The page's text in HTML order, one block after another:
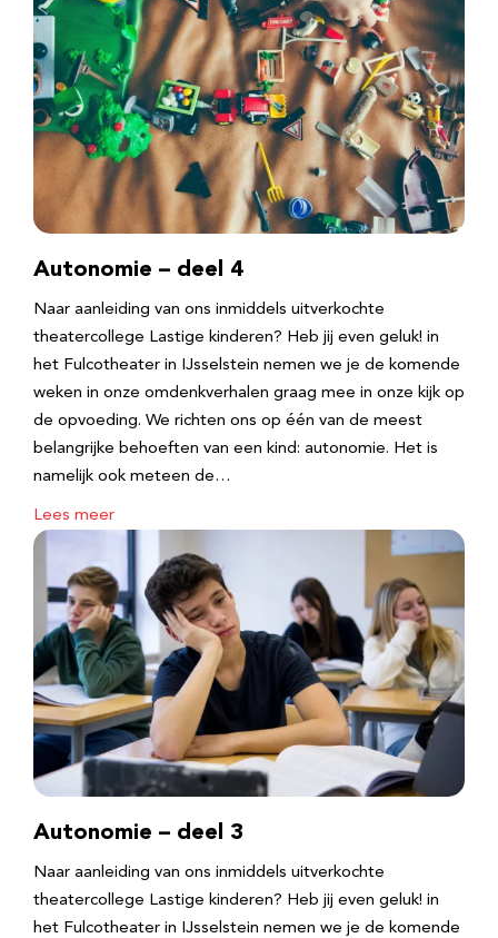
Autonomie – deel 4
Naar aanleiding van ons inmiddels uitverkochte
theatercollege Lastige kinderen? Heb jij even geluk! in
het Fulcotheater in IJsselstein nemen we je de komende
weken in onze omdenkverhalen graag mee in onze kijk op
de opvoeding. We richten ons op één van de meest
belangrijke behoeften van een kind: autonomie. Het is
namelijk ook meteen de…
Lees meer
Autonomie – deel 3
Naar aanleiding van ons inmiddels uitverkochte
theatercollege Lastige kinderen? Heb jij even geluk! in
het Fulcotheater in IJsselstein nemen we je de komende